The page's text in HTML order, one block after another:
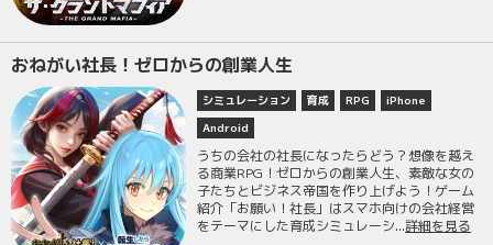
おねがい社長！ゼロからの創業人生
シミュレーション 育成 RPG
iPhone
Android
うちの会社の社長になったらどう？想像を越え
る商業RPG！ゼロからの創業人生、素敵な女の
子たちとビジネス帝国を作り上げよう！ゲーム
紹介「お願い！社長」はスマホ向けの会社経営
をテーマにした育成シミュレーシ...詳細を見る